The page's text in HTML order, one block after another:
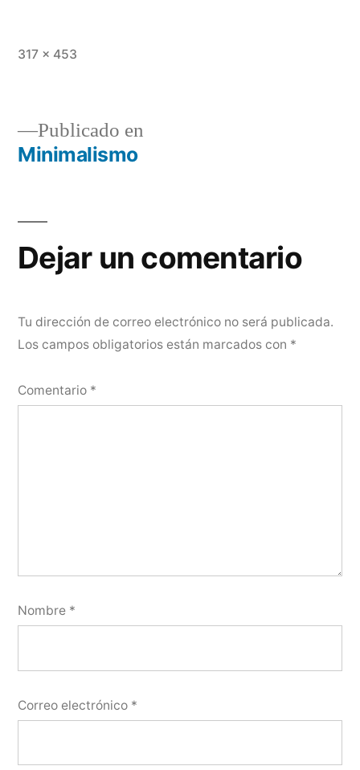
Tamaño
317 × 453
Navegación
entradas
Publicado en
Minimalismo
Dejar un comentario
Tu dirección de correo electrónico no será publicada.
Los campos obligatorios están marcados con *
Comentario *
Nombre *
Correo electrónico *